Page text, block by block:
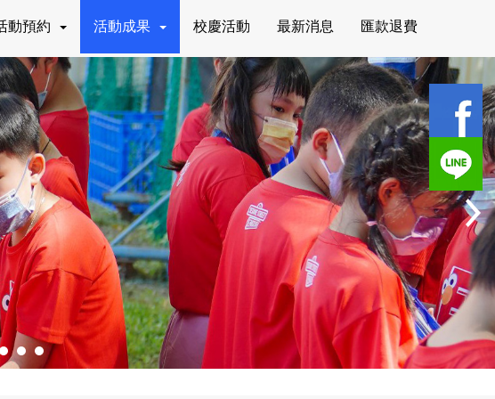
動預約 活動成果 校慶活動 最新消息 匯款退費